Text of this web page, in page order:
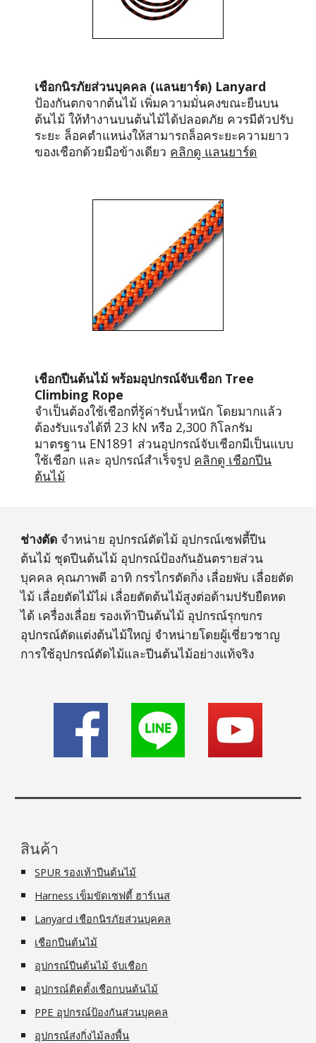
เชือกนิรภัยส่วนบุคคล (แลนยาร์ด) Lanyard
ป้องกันตกจากต้นไม้ เพิ่มความมั่นคงขณะยืนบน
ต้นไม้ ให้ทำงานบนต้นไม้ได้ปลอดภัย ควรมีตัวปรับ
ระยะ ล็อคตำแหน่งให้สามารถล็อคระยะความยาว
ของเชือกด้วยมือข้างเดียว คลิกดู แลนยาร์ด
เชือกปีนต้นไม้ พร้อมอุปกรณ์จับเชือก Tree
Climbing Rope
จำเป็นต้องใช้เชือกที่รู้ค่ารับน้ำหนัก โดยมากแล้ว
ต้องรับแรงได้ที่ 23 kN หรือ 2,300 กิโลกรัม
มาตรฐาน EN1891 ส่วนอุปกรณ์จับเชือกมีเป็นแบบ
ใช้เชือก และ อุปกรณ์สำเร็จรูป คลิกดู เชือกปีน
ต้นไม้
ช่างตัด จำหน่าย อุปกรณ์ตัดไม้ อุปกรณ์เซฟตี้ปีน
ต้นไม้ ชุดปีนต้นไม้ อุปกรณ์ป้องกันอันตรายส่วน
บุคคล คุณภาพดี อาทิ กรรไกรตัดกิ่ง เลื่อยพับ เลื่อยตัด
ไม้ เลื่อยตัดไม้ไผ่ เลื่อยตัดต้นไม้สูงต่อด้ามปรับยืดหด
ได้ เครื่องเลื่อย รองเท้าปีนต้นไม้ อุปกรณ์รุกขกร
อุปกรณ์ตัดแต่งต้นไม้ใหญ่ จำหน่ายโดยผู้เชี่ยวชาญ
การใช้อุปกรณ์ตัดไม้และปีนต้นไม้อย่างแท้จริง
สินค้า
SPUR รองเท้าปีนต้นไม้
Harness เข็มขัดเซฟตี้ ฮาร์เนส
Lanyard เชือกนิรภัยส่วนบุคคล
เชือกปีนต้นไม้
อุปกรณ์ปีนต้นไม้ จับเชือก
อุปกรณ์ติดตั้งเชือกบนต้นไม้
PPE อุปกรณ์ป้องกันส่วนบุคคล
อุปกรณ์ส่งกิ่งไม้ลงพื้น